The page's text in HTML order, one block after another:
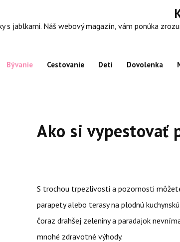
s jablkami. Náš webový magazín, vám ponúka
Bývanie Cestovanie Deti Dovolenka
Ako si vypestovať
S trochou trpezlivosti a pozornosti
parapety alebo terasy na plodnú
čoraz drahšej zeleniny a paradajok
mnohé zdravotné výhody.